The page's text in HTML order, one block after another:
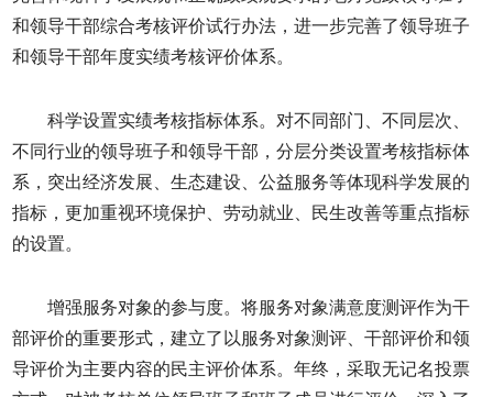
和领导干部综合考核评价试行办法，进一步完善了领导班子
和领导干部年度实绩考核评价体系。
科学设置实绩考核指标体系。对不同部门、不同层次、
不同行业的领导班子和领导干部，分层分类设置考核指标体
系，突出经济发展、生态建设、公益服务等体现科学发展的
指标，更加重视环境保护、劳动就业、民生改善等重点指标
的设置。
增强服务对象的参与度。将服务对象满意度测评作为干
部评价的重要形式，建立了以服务对象测评、干部评价和领
导评价为主要内容的民主评价体系。年终，采取无记名投票